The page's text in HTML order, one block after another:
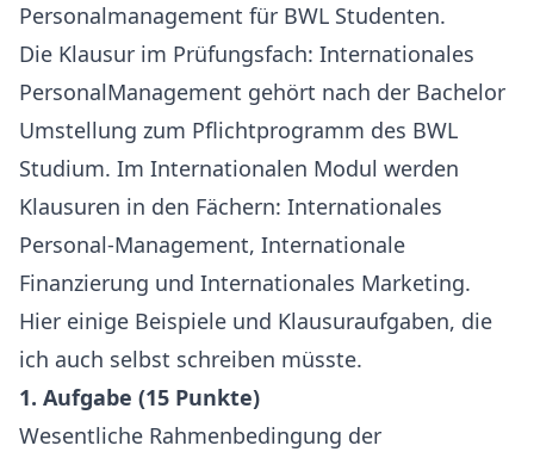
Personalmanagement für BWL Studenten.
Die Klausur im Prüfungsfach: Internationales
PersonalManagement gehört nach der Bachelor
Umstellung zum Pflichtprogramm des BWL
Studium. Im Internationalen Modul werden
Klausuren in den Fächern: Internationales
Personal-Management, Internationale
Finanzierung und Internationales Marketing.
Hier einige Beispiele und Klausuraufgaben, die
ich auch selbst schreiben müsste.
1. Aufgabe (15 Punkte)
Wesentliche Rahmenbedingung der